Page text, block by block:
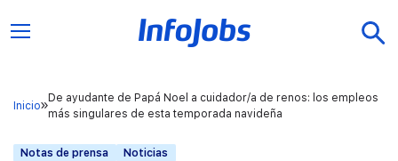
Inicio
De ayudante de Papá Noel a cuidador/a de renos: los empleos
más singulares de esta temporada navideña
Notas de prensa Noticias